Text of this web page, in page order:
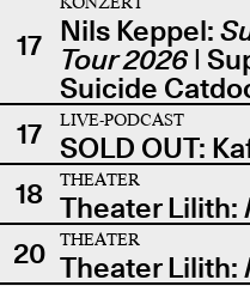
17 Nils Keppel:
Tour 2026|
Suicide
17
LIVE-PODCAST
SOLD OUT:
18
THEATER
Theater Lilith:
20
THEATER
Theater Lilith: